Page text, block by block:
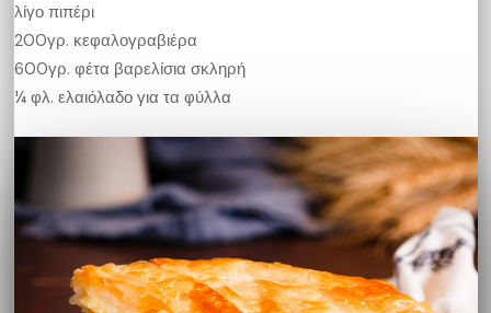
λίγο πιπέρι
200γρ. κεφαλογραβιέρα
600γρ. φέτα βαρελίσια σκληρή
¼ φλ. ελαιόλαδο για τα φύλλα